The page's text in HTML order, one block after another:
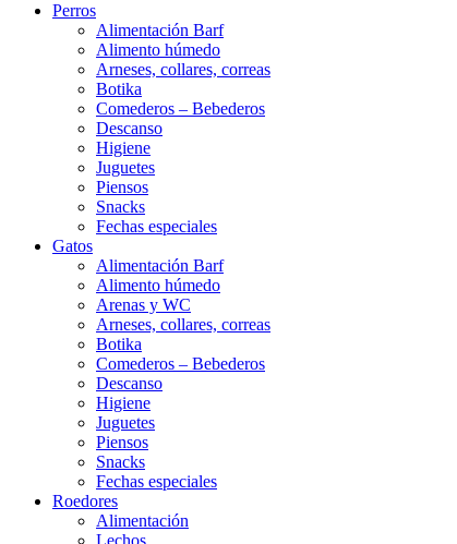
Perros
Alimentación Barf
Alimento húmedo
Arneses, collares, correas
Botika
Comederos – Bebederos
Descanso
Higiene
Juguetes
Piensos
Snacks
Fechas especiales
Gatos
Alimentación Barf
Alimento húmedo
Arenas y WC
Arneses, collares, correas
Botika
Comederos – Bebederos
Descanso
Higiene
Juguetes
Piensos
Snacks
Fechas especiales
Roedores
Alimentación
Lechos